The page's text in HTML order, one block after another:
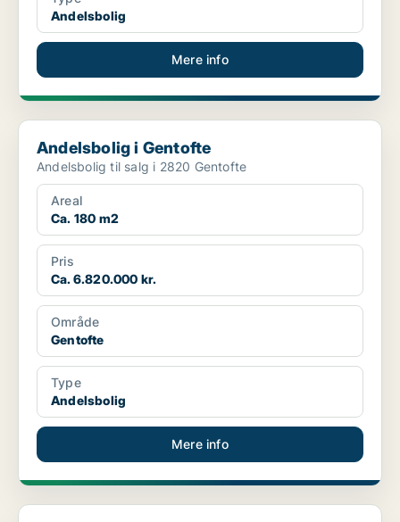
Andelsbolig
Mere info
Andelsbolig i Gentofte
Andelsbolig i Gentofte
Andelsbolig til salg i 2820 Gentofte
Areal
Ca. 180 m2
Pris
Ca. 6.820.000 kr.
Område
Gentofte
Type
Andelsbolig
Mere info
Andelsbolig i Charlottenlund